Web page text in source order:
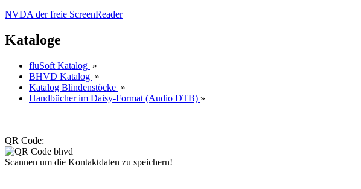
NVDA der freie ScreenReader
Kataloge
fluSoft Katalog »
BHVD Katalog »
Katalog Blindenstöcke »
Handbücher im Daisy-Format (Audio DTB) »
QR Code:
Scannen um die Kontaktdaten zu speichern!